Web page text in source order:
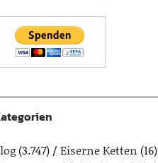
(3.747) Eiserne Ketten (16)